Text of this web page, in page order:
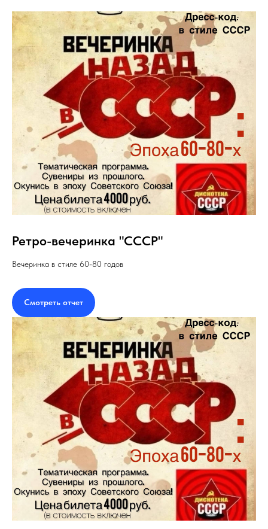
Ретро-вечеринка "СССР"
Вечеринка в стиле 60-80 годов
Смотреть отчет